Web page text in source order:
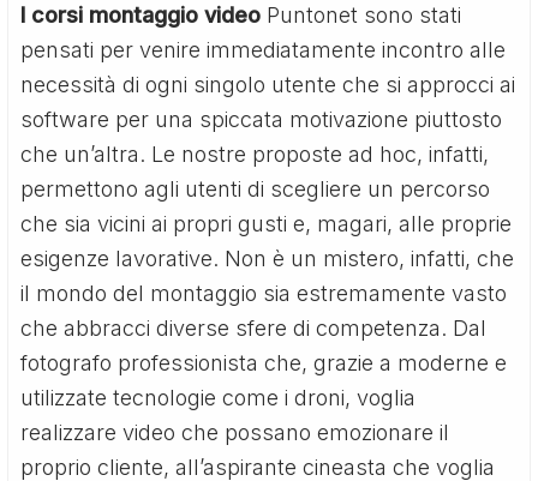
I corsi montaggio video Puntonet sono stati
pensati per venire immediatamente incontro alle
necessità di ogni singolo utente che si approcci ai
software per una spiccata motivazione piuttosto
che un’altra. Le nostre proposte ad hoc, infatti,
permettono agli utenti di scegliere un percorso
che sia vicini ai propri gusti e, magari, alle proprie
esigenze lavorative. Non è un mistero, infatti, che
il mondo del montaggio sia estremamente vasto
che abbracci diverse sfere di competenza. Dal
fotografo professionista che, grazie a moderne e
utilizzate tecnologie come i droni, voglia
realizzare video che possano emozionare il
proprio cliente, all’aspirante cineasta che voglia